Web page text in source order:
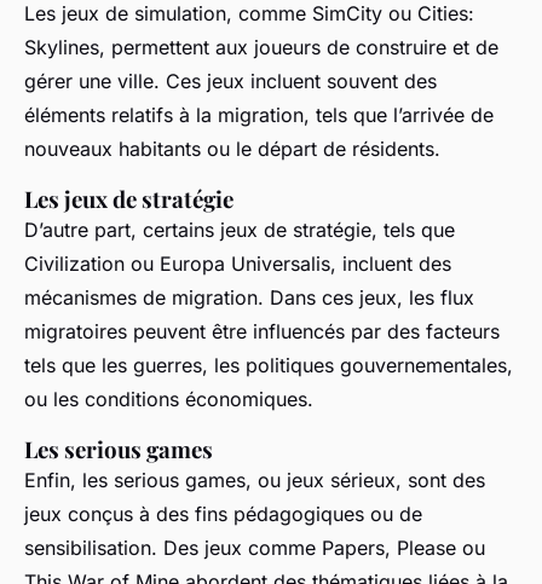
Les jeux de simulation, comme SimCity ou Cities:
Skylines, permettent aux joueurs de construire et de
gérer une ville. Ces jeux incluent souvent des
éléments relatifs à la migration, tels que l’arrivée de
nouveaux habitants ou le départ de résidents.
Les jeux de stratégie
D’autre part, certains jeux de stratégie, tels que
Civilization ou Europa Universalis, incluent des
mécanismes de migration. Dans ces jeux, les flux
migratoires peuvent être influencés par des facteurs
tels que les guerres, les politiques gouvernementales,
ou les conditions économiques.
Les serious games
Enfin, les serious games, ou jeux sérieux, sont des
jeux conçus à des fins pédagogiques ou de
sensibilisation. Des jeux comme Papers, Please ou